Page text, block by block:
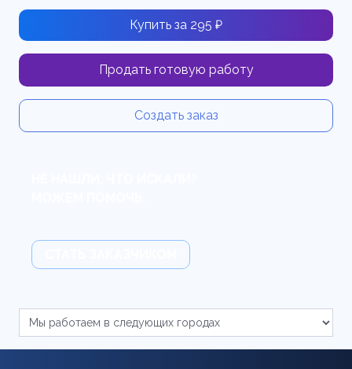
Купить за 295 ₽
Продать готовую работу
Создать заказ